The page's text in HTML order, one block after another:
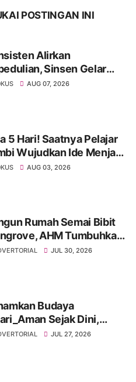
POSTINGAN INI
Alirkan
Sinsen Gelar
Darah ke-23 dalam
AUG 07, 2026
5 Hari! Saatnya Pelajar
Wujudkan Ide Menjadi
di AHM Best
AUG 03, 2026
Rumah Semai Bibit
AHM Tumbuhkan
Baru bagi Pesisir
JUL 30, 2026
Budaya
Sejak Dini,
Bagikan Helm di Hari
JUL 27, 2026